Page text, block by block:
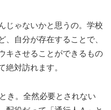
じゃないかと思うの。学校
、自分が存在することで、
キさせることができるもの
絶対訪れます。
き。全然必要とされない